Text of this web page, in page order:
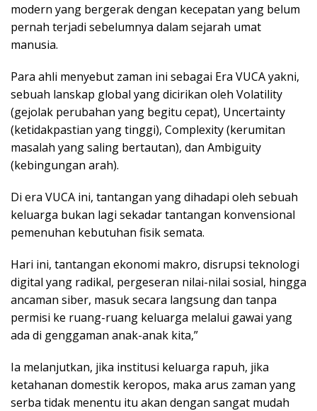
modern yang bergerak dengan kecepatan yang belum
pernah terjadi sebelumnya dalam sejarah umat
manusia.
Para ahli menyebut zaman ini sebagai Era VUCA yakni,
sebuah lanskap global yang dicirikan oleh Volatility
(gejolak perubahan yang begitu cepat), Uncertainty
(ketidakpastian yang tinggi), Complexity (kerumitan
masalah yang saling bertautan), dan Ambiguity
(kebingungan arah).
Di era VUCA ini, tantangan yang dihadapi oleh sebuah
keluarga bukan lagi sekadar tantangan konvensional
pemenuhan kebutuhan fisik semata.
Hari ini, tantangan ekonomi makro, disrupsi teknologi
digital yang radikal, pergeseran nilai-nilai sosial, hingga
ancaman siber, masuk secara langsung dan tanpa
permisi ke ruang-ruang keluarga melalui gawai yang
ada di genggaman anak-anak kita,”
Ia melanjutkan, jika institusi keluarga rapuh, jika
ketahanan domestik keropos, maka arus zaman yang
serba tidak menentu itu akan dengan sangat mudah